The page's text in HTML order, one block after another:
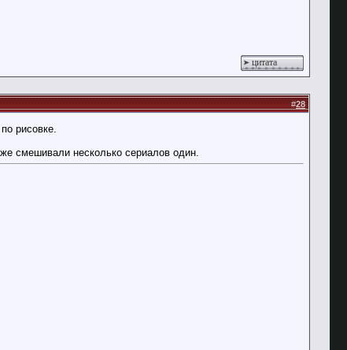
цитата
#28
рисовке.
смешивали несколько сериалов один.